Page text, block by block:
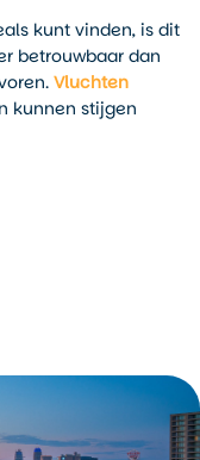
kunt vinden, is dit
betrouwbaar dan
Vluchten
kunnen stijgen